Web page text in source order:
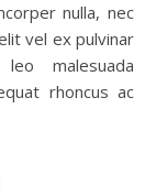
nulla, nec
vel ex pulvinar
malesuada
rhoncus ac